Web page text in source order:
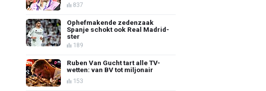
837
Ophefmakende zedenzaak
Spanje schokt ook Real Madrid-
ster
189
Ruben Van Gucht tart alle TV-
wetten: van BV tot miljonair
153